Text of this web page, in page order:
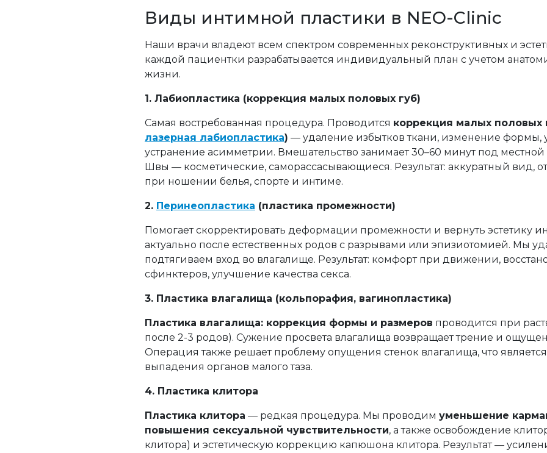
Виды интимной пластики в NEO-Clinic
Наши врачи владеют всем спектром современных реконструктивных и
каждой пациентки разрабатывается индивидуальный план с учетом
жизни.
1. Лабиопластика (коррекция малых половых губ)
Самая востребованная процедура. Проводится коррекция малых половых
лазерная лабиопластика) — удаление избытков ткани, изменение
устранение асимметрии. Вмешательство занимает 30–60 минут под
Швы — косметические, саморассасывающиеся. Результат: аккуратный вид,
при ношении белья, спорте и интиме.
2. Перинеопластика (пластика промежности)
Помогает скорректировать деформации промежности и вернуть эстетику
актуально после естественных родов с разрывами или эпизиотомией. Мы
подтягиваем вход во влагалище. Результат: комфорт при движении,
сфинктеров, улучшение качества секса.
3. Пластика влагалища (кольпорафия, вагинопластика)
Пластика влагалища: коррекция формы и размеров проводится при
после 2-3 родов). Сужение просвета влагалища возвращает трение и
Операция также решает проблему опущения стенок влагалища, что
выпадения органов малого таза.
4. Пластика клитора
Пластика клитора — редкая процедура. Мы проводим уменьшение
повышения сексуальной чувствительности, а также освобождение
клитора) и эстетическую коррекцию капюшона клитора. Результат —